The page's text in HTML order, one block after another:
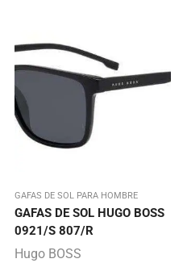
GAFAS DE SOL PARA HOMBRE
GAFAS DE SOL HUGO BOSS
0921/S 807/R
Hugo BOSS